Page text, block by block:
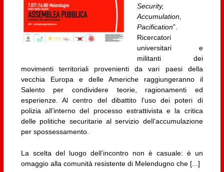
Security,
Accumulation,
Pacification”.
Ricercatori
universitari e
militanti dei
movimenti territoriali provenienti da vari paesi della
vecchia Europa e delle Americhe raggiungeranno il
Salento per condividere teorie, ragionamenti ed
esperienze. Al centro del dibattito l’uso dei poteri di
polizia all’interno del processo estrattivista e la critica
delle politiche securitarie al servizio dell’accumulazione
per spossessamento.
La scelta del luogo dell’incontro non è casuale: è un
omaggio alla comunità resistente di Melendugno che [...]